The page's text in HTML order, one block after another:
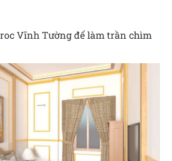
Vĩnh Tường để làm trần chìm